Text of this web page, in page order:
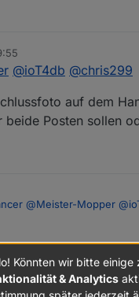
Rhein-Main-Hessen
@ioT4db @chris299
auf dem
Posten sollen
@Meister-Mopper @
hat das letzte
weiss nicht, ob wir beide
VG
Könnten wir bitte
& Analytics